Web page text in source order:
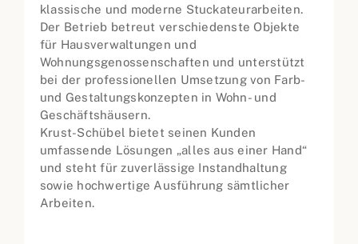
klassische und moderne Stuckateurarbeiten.
Der Betrieb betreut verschiedenste Objekte
für Hausverwaltungen und
Wohnungsgenossenschaften und unterstützt
bei der professionellen Umsetzung von Farb-
und Gestaltungskonzepten in Wohn- und
Geschäftshäusern.
Krust-Schübel bietet seinen Kunden
umfassende Lösungen „alles aus einer Hand“
und steht für zuverlässige Instandhaltung
sowie hochwertige Ausführung sämtlicher
Arbeiten.